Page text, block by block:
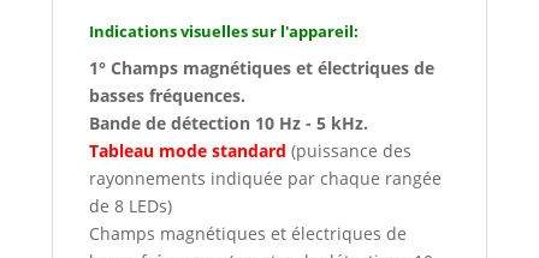
Indications visuelles sur l'appareil:
1° Champs magnétiques et électriques de
basses fréquences.
Bande de détection 10 Hz - 5 kHz.
Tableau mode standard (puissance des
rayonnements indiquée par chaque rangée
de 8 LEDs)
Champs magnétiques et électriques de